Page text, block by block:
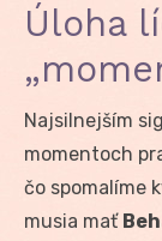
Úloha
Najsilnejším
momentoch
čo spomalíme
musia mať